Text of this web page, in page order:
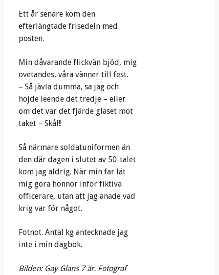
Ett år senare kom den
efterlängtade frisedeln med
posten.
Min dåvarande flickvän bjöd, mig
ovetandes, våra vänner till fest.
– Så jävla dumma, sa jag och
höjde leende det tredje – eller
om det var det fjärde glaset mot
taket – Skål!!
Så närmare soldatuniformen än
den där dagen i slutet av 50-talet
kom jag aldrig. När min far lät
mig göra honnör inför fiktiva
officerare, utan att jag anade vad
krig var för något.
Fotnot. Antal kg antecknade jag
inte i min dagbok.
Bilden: Gay Glans 7 år. Fotograf